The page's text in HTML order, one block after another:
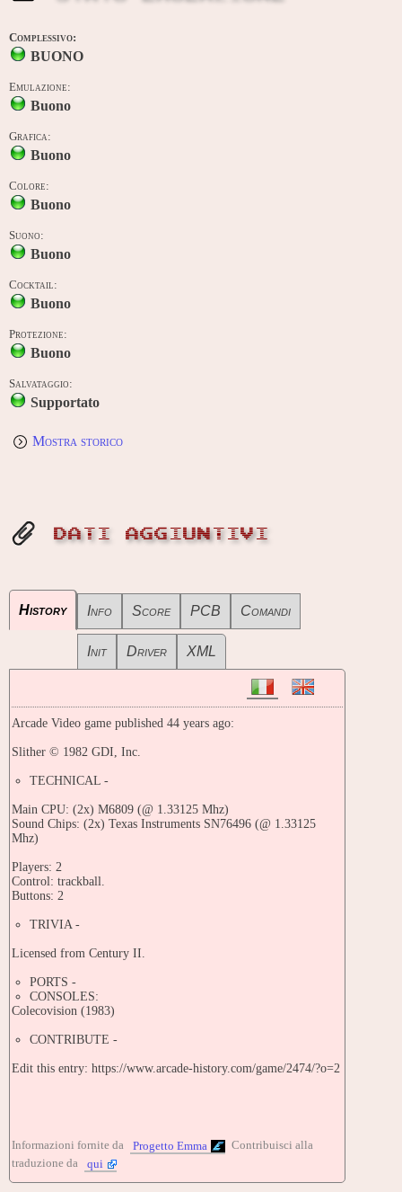
Complessivo:
BUONO
Emulazione:
Buono
Grafica:
Buono
Colore:
Buono
Suono:
Buono
Cocktail:
Buono
Protezione:
Buono
Salvataggio:
Supportato
Mostra storico
DATI AGGIUNTIVI
History Info Score PCB Comandi
Init Driver XML
Arcade Video game published 44 years ago:
Slither © 1982 GDI, Inc.
TECHNICAL -
Main CPU: (2x) M6809 (@ 1.33125 Mhz)
Sound Chips: (2x) Texas Instruments SN76496 (@ 1.33125
Mhz)
Players: 2
Control: trackball.
Buttons: 2
TRIVIA -
Licensed from Century II.
PORTS -
CONSOLES:
Colecovision (1983)
CONTRIBUTE -
Edit this entry: https://www.arcade-history.com/game/2474/?o=2
Informazioni fornite da Progetto Emma
Contribuisci alla
traduzione da
qui